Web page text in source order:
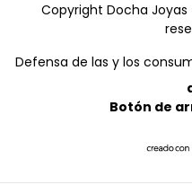
Copyright Docha
Defensa de las y los
Botón de